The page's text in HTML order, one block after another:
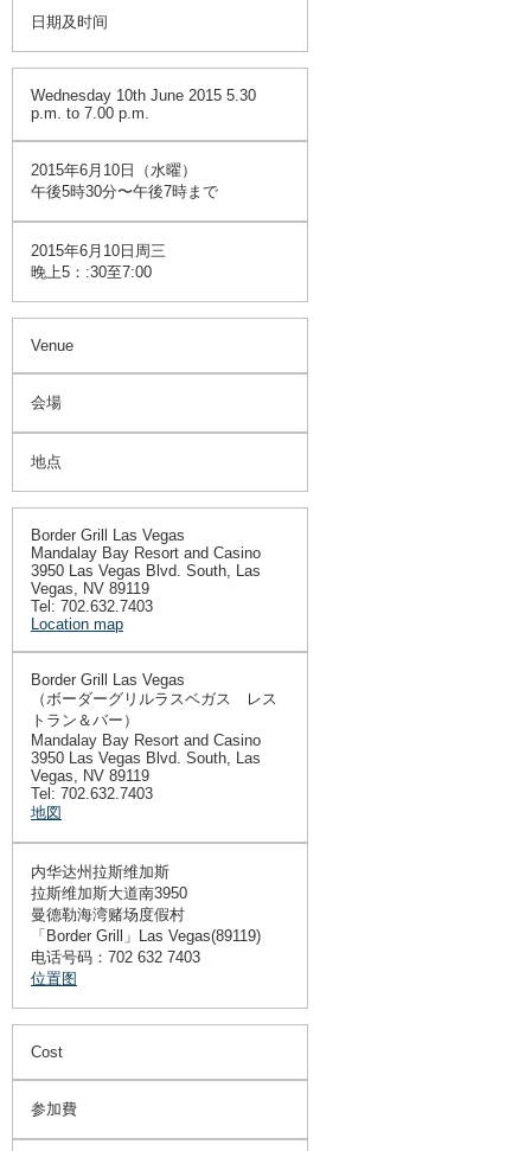
日期及时间
Wednesday 10th June 2015 5.30
p.m. to 7.00 p.m.
2015年6月10日（水曜）
午後5時30分〜午後7時まで
2015年6月10日周三
晚上5：:30至7:00
Venue
会場
地点
Border Grill Las Vegas
Mandalay Bay Resort and Casino
3950 Las Vegas Blvd. South, Las
Vegas, NV 89119
Tel: 702.632.7403
Location map
Border Grill Las Vegas
（ボーダーグリルラスベガス レス
トラン＆バー）
Mandalay Bay Resort and Casino
3950 Las Vegas Blvd. South, Las
Vegas, NV 89119
Tel: 702.632.7403
地図
内华达州拉斯维加斯
拉斯维加斯大道南3950
曼德勒海湾赌场度假村
「Border Grill」Las Vegas(89119)
电话号码：702 632 7403
位置图
Cost
参加費